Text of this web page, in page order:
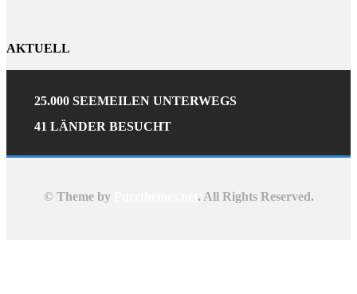
AKTUELL
25.000 SEEMEILEN UNTERWEGS
41 LÄNDER BESUCHT
© Theme by . All Rights Reserved.